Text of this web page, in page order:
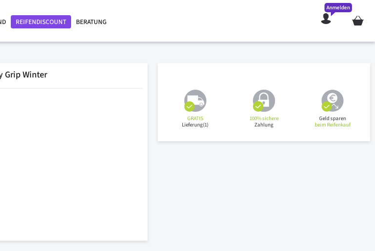
REIFENDISCOUNT BERATUNG Mein
Anmelden
Grip Winter
GRATIS
Lieferung(1)
100% sichere
Zahlung
Geld sparen
beim Reifenkauf